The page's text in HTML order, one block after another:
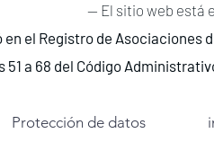
-- El sitio web está
el Registro de Asociaciones
a 68 del Código
Protección de datos